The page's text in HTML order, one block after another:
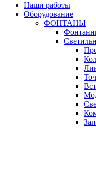
Наши работы
Оборудование
ФОНТАНЫ